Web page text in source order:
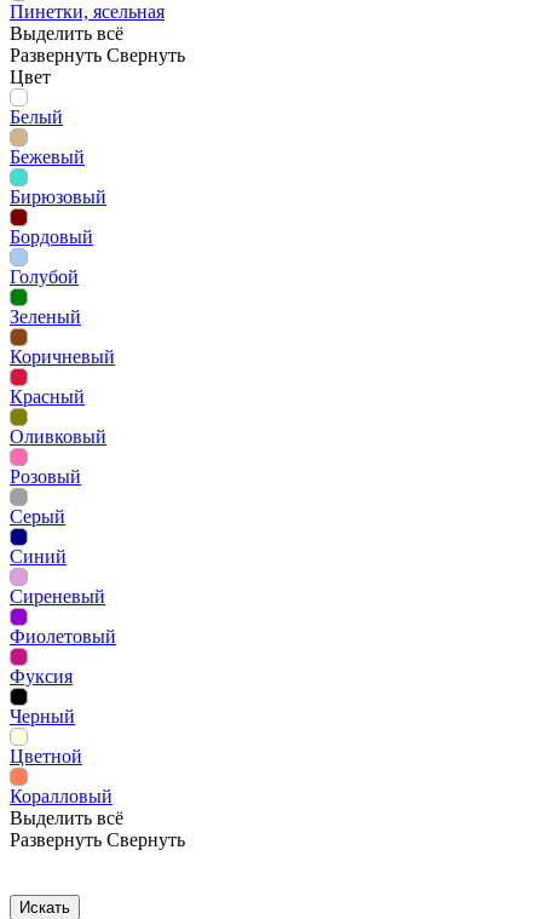
Пинетки, ясельная
Выделить всё
Развернуть Свернуть
Цвет
Белый
Бежевый
Бирюзовый
Бордовый
Голубой
Зеленый
Коричневый
Красный
Оливковый
Розовый
Серый
Синий
Сиреневый
Фиолетовый
Фуксия
Черный
Цветной
Коралловый
Выделить всё
Развернуть Свернуть